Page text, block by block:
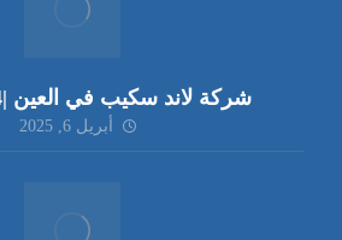
شركة لاند سكيب في العين |0542860584
أبريل 6, 2025